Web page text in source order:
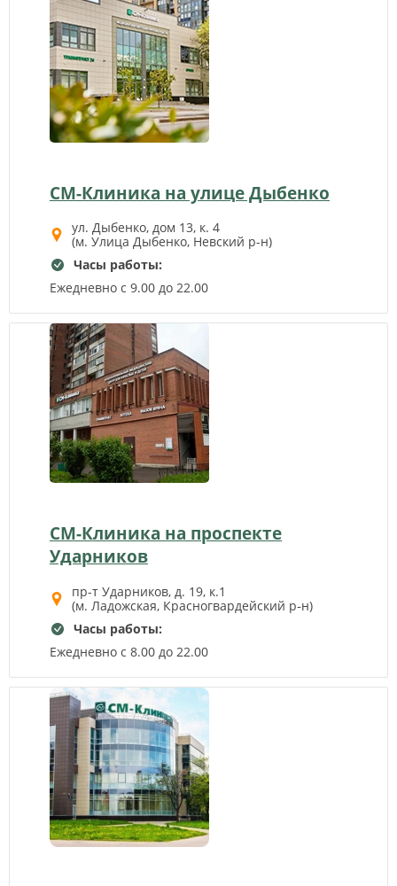
СМ-Клиника на улице Дыбенко
ул. Дыбенко, дом 13, к. 4
(м. Улица Дыбенко, Невский р-н)
Часы работы:
Ежедневно с 9.00 до 22.00
СМ-Клиника на проспекте
Ударников
пр-т Ударников, д. 19, к.1
(м. Ладожская, Красногвардейский р‑н)
Часы работы:
Ежедневно с 8.00 до 22.00